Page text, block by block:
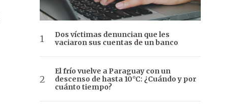
Dos víctimas denuncian que les
vaciaron sus cuentas de un banco
El frío vuelve a Paraguay con un
descenso de hasta 10°C: ¿Cuándo y por
cuánto tiempo?